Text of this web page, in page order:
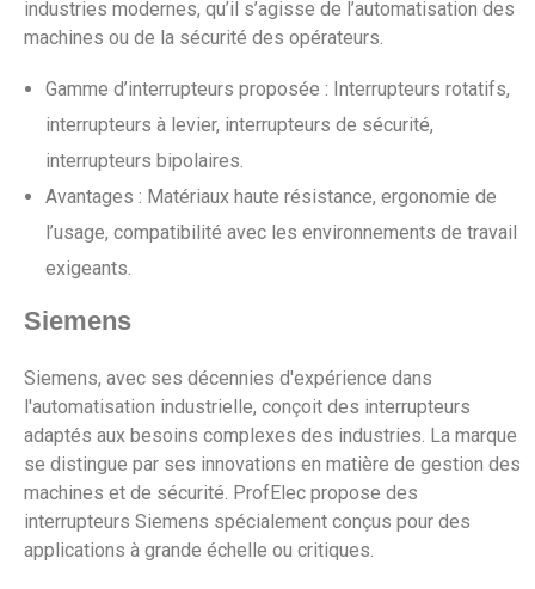
industries modernes, qu’il s’agisse de l’automatisation des
machines ou de la sécurité des opérateurs.
Gamme d’interrupteurs proposée : Interrupteurs rotatifs,
interrupteurs à levier, interrupteurs de sécurité,
interrupteurs bipolaires.
Avantages : Matériaux haute résistance, ergonomie de
l’usage, compatibilité avec les environnements de travail
exigeants.
Siemens
Siemens, avec ses décennies d'expérience dans
l'automatisation industrielle, conçoit des interrupteurs
adaptés aux besoins complexes des industries. La marque
se distingue par ses innovations en matière de gestion des
machines et de sécurité. ProfElec propose des
interrupteurs Siemens spécialement conçus pour des
applications à grande échelle ou critiques.